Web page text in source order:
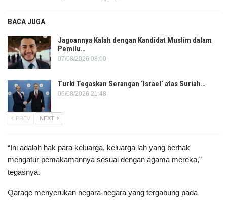
BACA JUGA
Jagoannya Kalah dengan Kandidat Muslim dalam
Pemilu…
07/08/2026 08:00
Turki Tegaskan Serangan ‘Israel’ atas Suriah…
06/08/2026 21:48
PREV NEXT
“Ini adalah hak para keluarga, keluarga lah yang berhak
mengatur pemakamannya sesuai dengan agama mereka,”
tegasnya.
Qaraqe menyerukan negara-negara yang tergabung pada